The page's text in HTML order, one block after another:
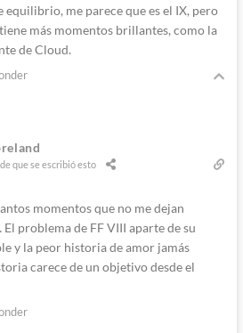
equilibrio, me parece que es el IX, pero
más momentos brillantes, como la
de Cloud.
que se escribió esto
momentos que no me dejan
problema de FF VIII aparte de su
y la peor historia de amor jamás
carece de un objetivo desde el